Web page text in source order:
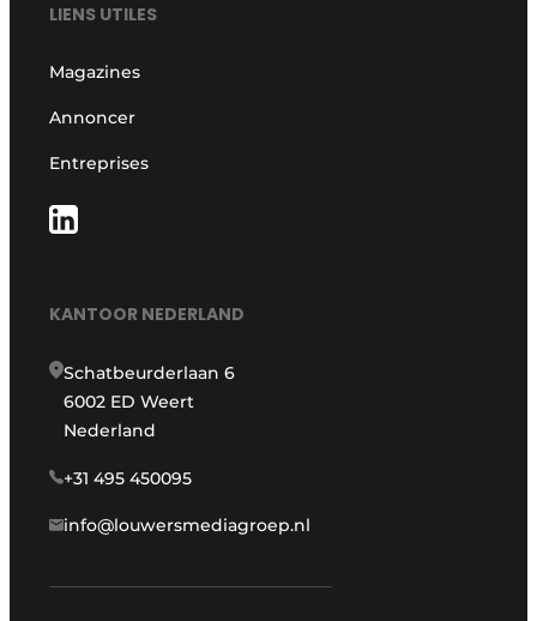
LIENS UTILES
Magazines
Annoncer
Entreprises
KANTOOR NEDERLAND
Schatbeurderlaan 6
6002 ED Weert
Nederland
+31 495 450095
info@louwersmediagroep.nl